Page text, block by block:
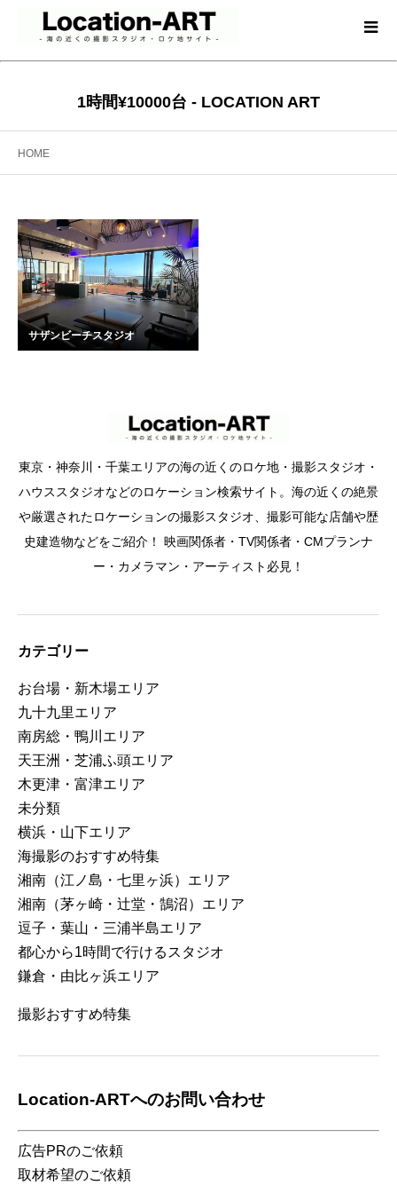
1時間¥10000台 - LOCATION ART
HOME
サザンビーチスタジオ
東京・神奈川・千葉エリアの海の近くのロケ地・撮影スタジオ・
ハウススタジオなどのロケーション検索サイト。海の近くの絶景
や厳選されたロケーションの撮影スタジオ、撮影可能な店舗や歴
史建造物などをご紹介！ 映画関係者・TV関係者・CMプランナ
ー・カメラマン・アーティスト必見！
カテゴリー
お台場・新木場エリア
九十九里エリア
南房総・鴨川エリア
天王洲・芝浦ふ頭エリア
木更津・富津エリア
未分類
横浜・山下エリア
海撮影のおすすめ特集
湘南（江ノ島・七里ヶ浜）エリア
湘南（茅ヶ崎・辻堂・鵠沼）エリア
逗子・葉山・三浦半島エリア
都心から1時間で行けるスタジオ
鎌倉・由比ヶ浜エリア
撮影おすすめ特集
Location-ARTへのお問い合わせ
広告PRのご依頼
取材希望のご依頼